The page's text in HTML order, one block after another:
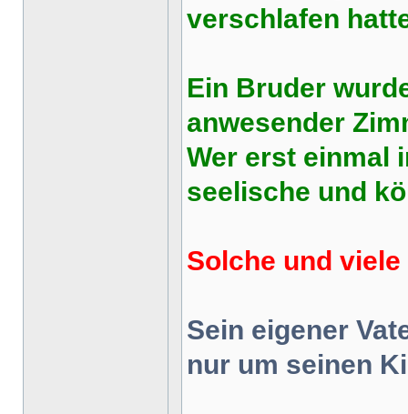
verschlafen
Ein Bruder
anwesender
Wer erst einmal
seelische und
Solche und
Sein eigener
nur um seinen